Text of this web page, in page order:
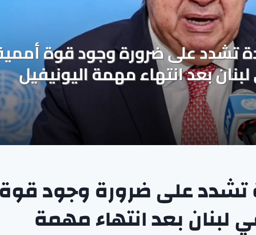
تشدد على ضرورة وجود قوة
لبنان بعد انتهاء مهمة